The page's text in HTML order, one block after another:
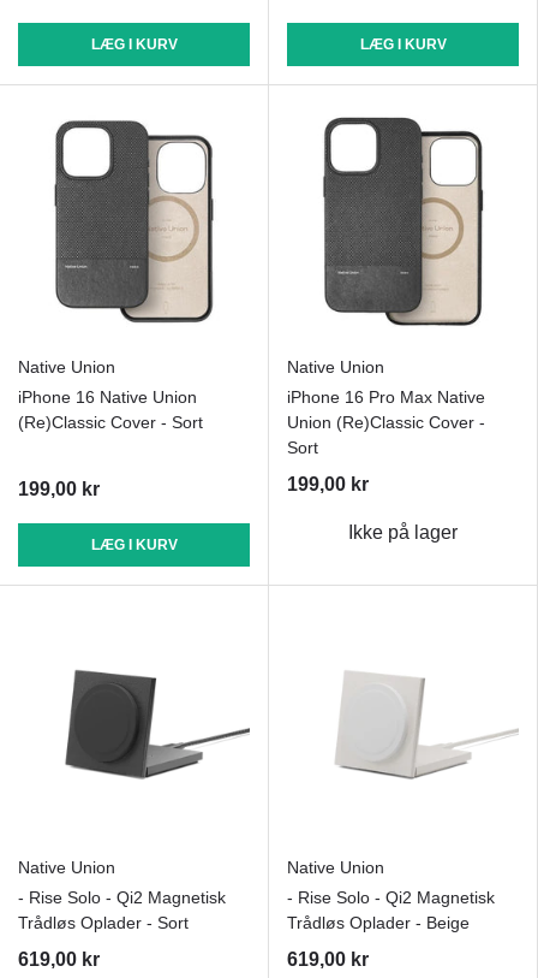
LÆG I KURV LÆG I KURV
Native Union
iPhone 16 Native Union
(Re)Classic Cover - Sort
199,00 kr
LÆG I KURV
Native Union
iPhone 16 Pro Max Native
Union (Re)Classic Cover -
Sort
199,00 kr
Ikke på lager
Native Union
- Rise Solo - Qi2 Magnetisk
Trådløs Oplader - Sort
619,00 kr
Native Union
- Rise Solo - Qi2 Magnetisk
Trådløs Oplader - Beige
619,00 kr